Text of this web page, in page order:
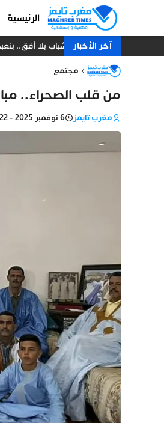
الرئيسية
آخر الأخبار شباب بلا أفق..
مجتمع
من قلب الصحراء..
مغرب تايمز 6 نوفمبر 2025 - 15:22